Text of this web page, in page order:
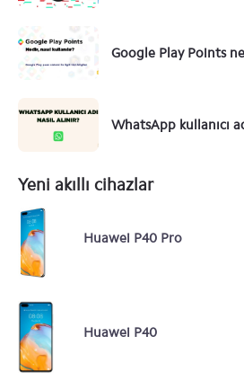
Google Play Points
WhatsApp kullanıcı
Yeni akıllı cihazlar
Huawei P40 Pro
Huawei P40